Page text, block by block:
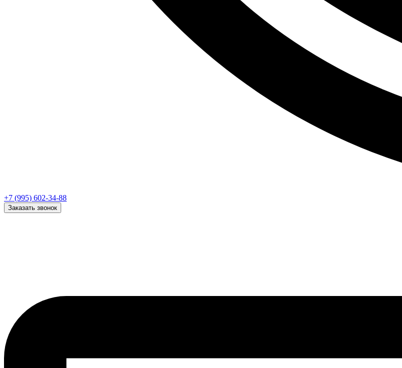
+7 (995) 602-34-88
Заказать звонок